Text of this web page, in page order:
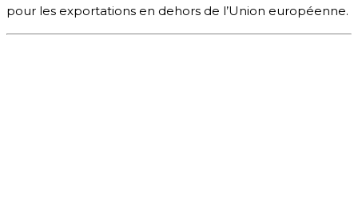
pour les exportations en dehors de l’Union européenne.